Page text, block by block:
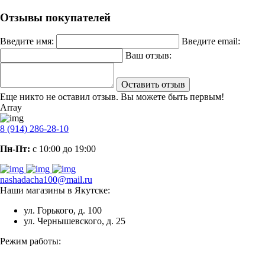
Отзывы покупателей
Введите имя:
Введите email:
Ваш отзыв:
Оставить отзыв
Еще никто не оставил отзыв. Вы можете быть первым!
Array
8 (914) 286-28-10
Пн-Пт: с 10:00 до 19:00
nashadacha100@mail.ru
Наши магазины в Якутске:
ул. Горького, д. 100
ул. Чернышевского, д. 25
Режим работы: